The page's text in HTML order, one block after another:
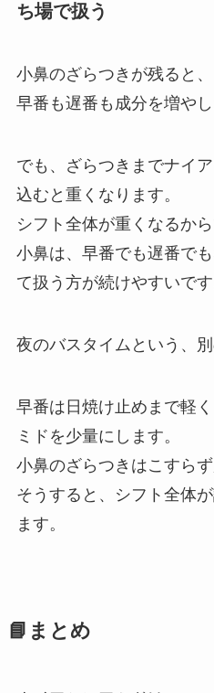
ち場で扱う
小鼻のざらつきが残ると、
早番も遅番も成分を増やし
でも、ざらつきまでナイ
込むと重くなります。
シフト全体が重くなるから
小鼻は、早番でも遅番で
て扱う方が続けやすいです
夜のバスタイムという、
早番は日焼け止めまで軽
ミドを少量にします。
小鼻のざらつきはこすらず
そうすると、シフト全体
ます。
📘まとめ